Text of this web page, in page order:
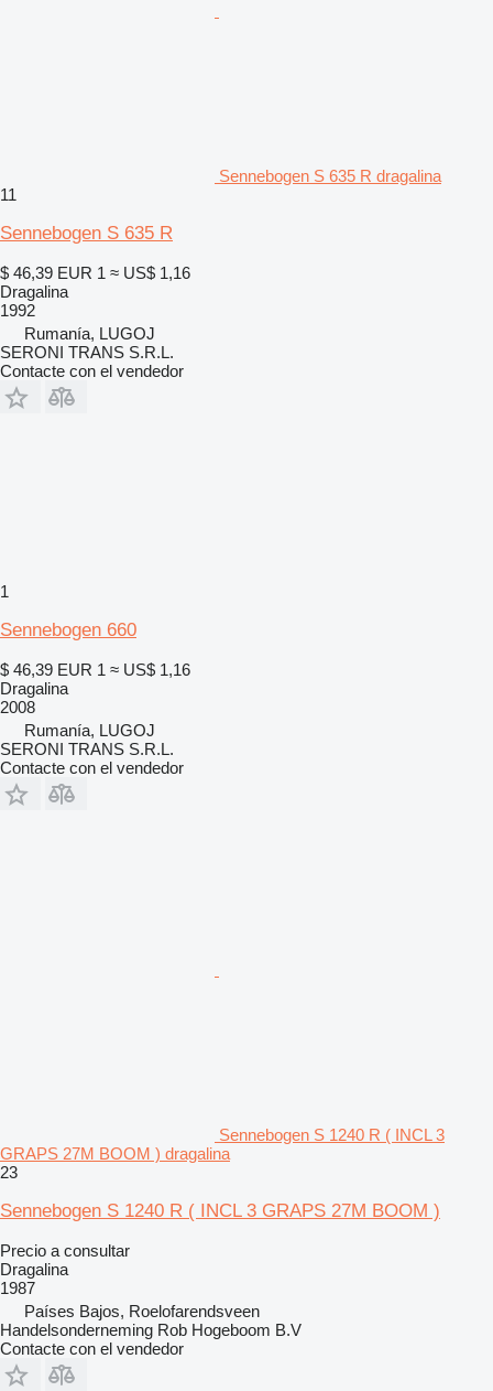
Sennebogen S 635 R dragalina
11
Sennebogen S 635 R
$ 46,39 EUR 1 ≈ US$ 1,16
Dragalina
1992
Rumanía, LUGOJ
SERONI TRANS S.R.L.
Contacte con el vendedor
1
Sennebogen 660
$ 46,39 EUR 1 ≈ US$ 1,16
Dragalina
2008
Rumanía, LUGOJ
SERONI TRANS S.R.L.
Contacte con el vendedor
Sennebogen S 1240 R ( INCL 3
GRAPS 27M BOOM ) dragalina
23
Sennebogen S 1240 R ( INCL 3 GRAPS 27M BOOM )
Precio a consultar
Dragalina
1987
Países Bajos, Roelofarendsveen
Handelsonderneming Rob Hogeboom B.V
Contacte con el vendedor